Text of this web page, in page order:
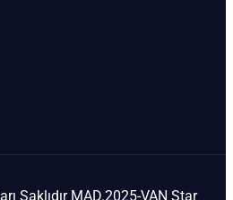
Saklıdır MAD.2025-VAN Star